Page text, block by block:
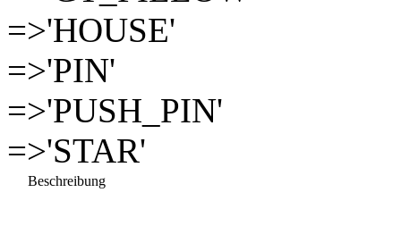
=>'HOUSE'
=>'PIN'
=>'PUSH_PIN'
=>'STAR'
Beschreibung